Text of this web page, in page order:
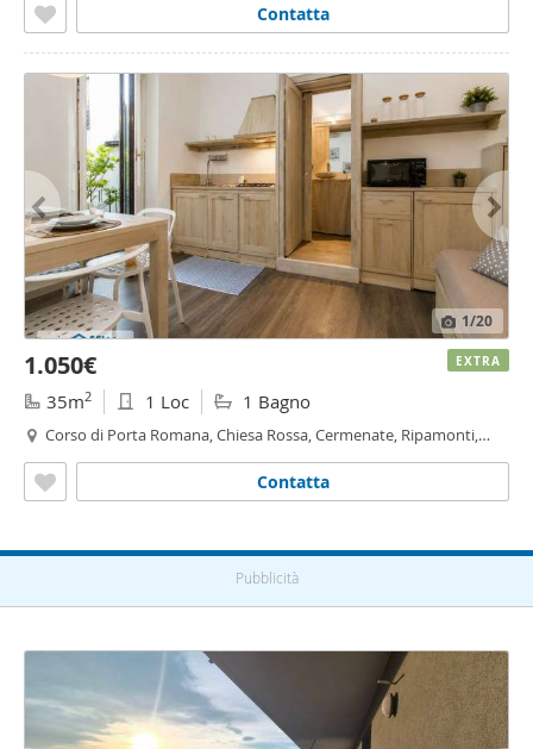
Contatta
1/20
1.050€
35m2 1 Loc 1 Bagno
Corso di Porta Romana, Chiesa Rossa, Cermenate, Ripamonti,
Contatta
EXTRA
Pubblicità